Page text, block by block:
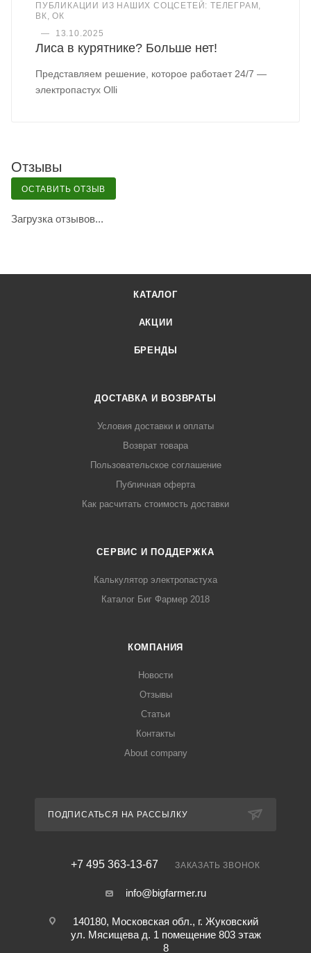
ПУБЛИКАЦИИ ИЗ НАШИХ СОЦСЕТЕЙ: ТЕЛЕГРАМ,
ВК, ОК
—
13.10.2025
Лиса в курятнике? Больше нет!
Представляем решение, которое работает 24/7 —
электропастух Olli
Отзывы
ОСТАВИТЬ ОТЗЫВ
Загрузка отзывов...
КАТАЛОГ
АКЦИИ
БРЕНДЫ
ДОСТАВКА И ВОЗВРАТЫ
Условия доставки и оплаты
Возврат товара
Пользовательское соглашение
Публичная оферта
Как расчитать стоимость доставки
СЕРВИС И ПОДДЕРЖКА
Калькулятор электропастуха
Каталог Биг Фармер 2018
КОМПАНИЯ
Новости
Отзывы
Статьи
Контакты
About company
ПОДПИСАТЬСЯ НА РАССЫЛКУ
+7 495 363-13-67 ЗАКАЗАТЬ ЗВОНОК
info@bigfarmer.ru
140180, Московская обл., г. Жуковский
ул. Мясищева д. 1 помещение 803 этаж
8